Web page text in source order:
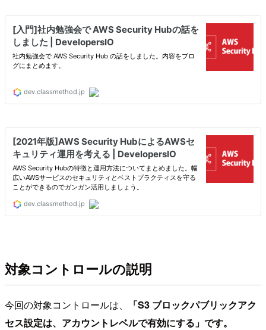
対象コントロールの説明
今回の対象コントロールは、
「S3 ブロックパブリックアク
セス設定は、アカウントレベルで有効にする」です。